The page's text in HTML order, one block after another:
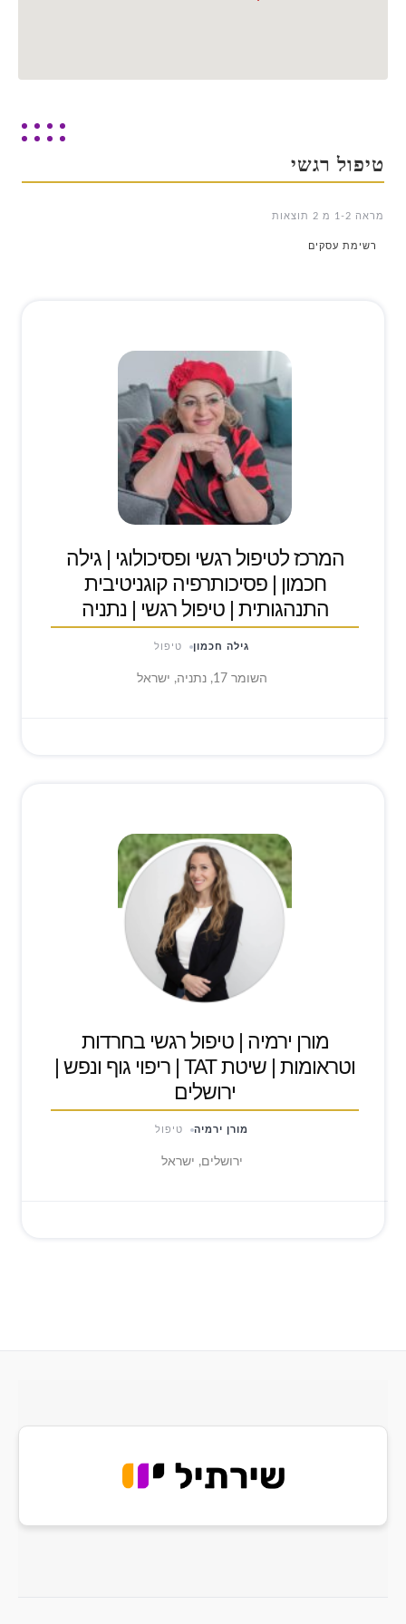
טיפול רגשי
מראה 1-2 מ 2 תוצאות
רשימת עסקים
המרכז לטיפול רגשי ופסיכולוגי | גילה
חכמון | פסיכותרפיה קוגניטיבית
התנהגותית | טיפול רגשי | נתניה
גילה חכמון טיפול
השומר 17, נתניה, ישראל
מורן ירמיה | טיפול רגשי בחרדות
וטראומות | שיטת TAT | ריפוי גוף ונפש |
ירושלים
מורן ירמיה טיפול
ירושלים, ישראל